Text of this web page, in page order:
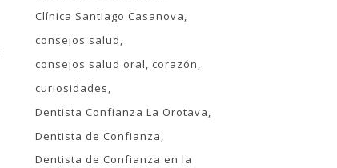
Clínica Santiago Casanova
consejos salud
consejos salud oral
corazón
curiosidades
Dentista Confianza La Orotava
Dentista de Confianza
Dentista de Confianza en la